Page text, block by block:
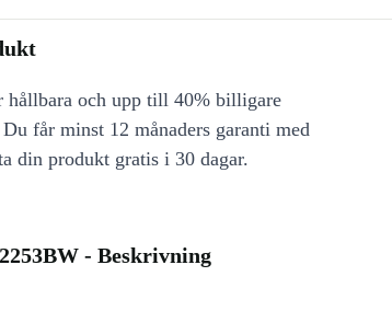
hållbara och upp till 40% billigare
får minst 12 månaders garanti med
din produkt gratis i 30 dagar.
- Beskrivning